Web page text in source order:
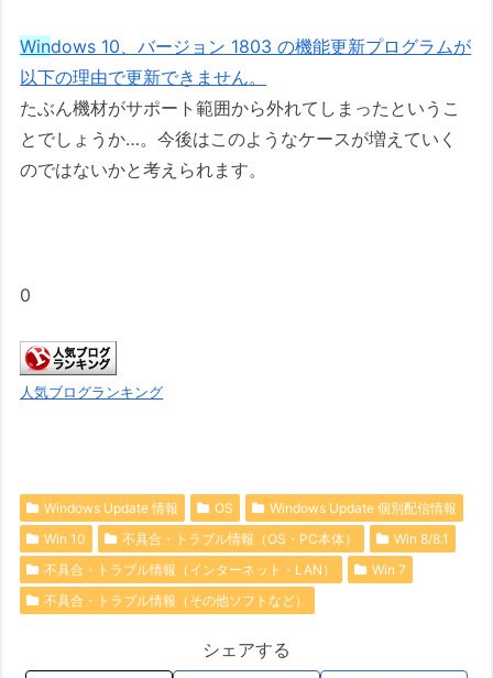
Windows 10、バージョン 1803 の機能更新プログラムが
以下の理由で更新できません。
たぶん機材がサポート範囲から外れてしまったというこ
とでしょうか…。今後はこのようなケースが増えていく
のではないかと考えられます。
0
人気ブログランキング
Windows Update 情報 OS
Windows Update 個別配信情報
Win 10
不具合・トラブル情報（OS・PC本体）
Win 8/8.1
不具合・トラブル情報（インターネット・LAN）
Win 7
不具合・トラブル情報（その他ソフトなど）
シェアする